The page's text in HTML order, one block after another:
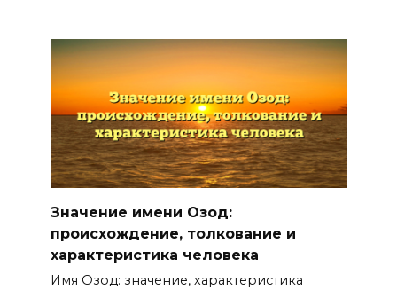
Значение имени Озод:
происхождение, толкование и
характеристика человека
Имя Озод: значение, характеристика